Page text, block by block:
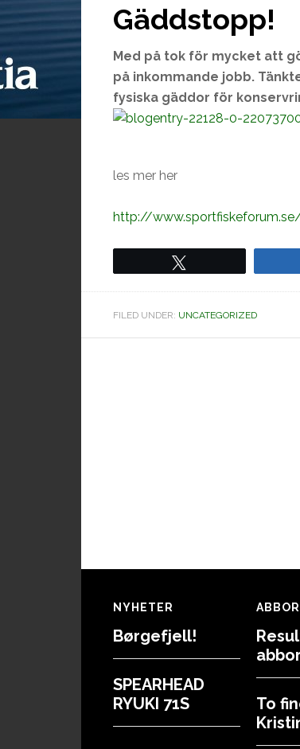
Gäddstopp!
Med på tok för mycket att
på inkommande jobb.
fysiska gäddor för
les mer her
http://
FILED UNDER: UNCATEGORIZED
Footer
NYHETER
Børgefjell!
SPEARHEAD
RYUKI 71S
To